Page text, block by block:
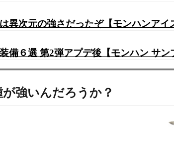
異次元の強さだったぞ【モンハンアイ
備６選 第2弾アプデ後【モンハン サン
が強いんだろうか？